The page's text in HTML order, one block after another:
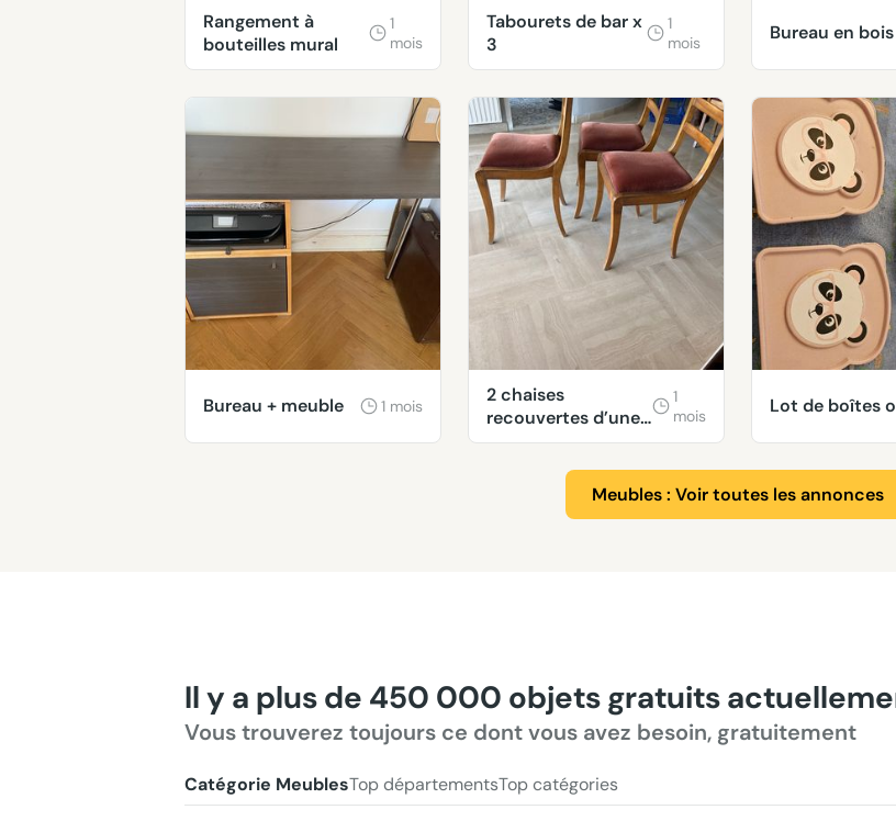
Rangement à
bouteilles mural
1
mois
Tabourets de bar x
3
1
mois
Bureau en bois
Bureau + meuble 1 mois
2 chaises
recouvertes d’une
assise molletonnée
1
mois
Lot de boîtes
Meubles : Voir toutes les annonces
Il y a plus de 450 000 objets gratuits
Vous trouverez toujours ce dont vous avez besoin, gratuitement
Catégorie MeublesTop départementsTop catégories